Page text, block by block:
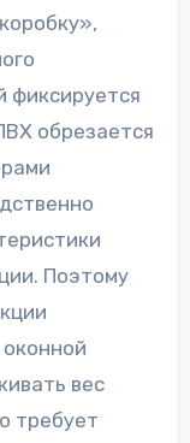
фиксируется
обрезается
Поэтому
вес
требует